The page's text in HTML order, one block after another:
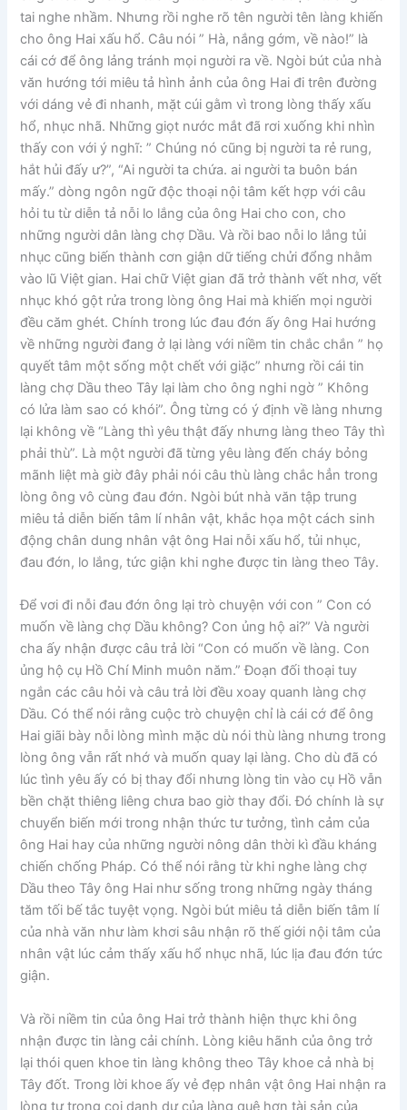
tai nghe nhầm. Nhưng rồi nghe rõ tên người tên làng khiến
cho ông Hai xấu hổ. Câu nói ” Hà, nắng gớm, về nào!” là
cái cớ để ông lảng tránh mọi người ra về. Ngòi bút của nhà
văn hướng tới miêu tả hình ảnh của ông Hai đi trên đường
với dáng vẻ đi nhanh, mặt cúi gằm vì trong lòng thấy xấu
hổ, nhục nhã. Những giọt nước mắt đã rơi xuống khi nhìn
thấy con với ý nghĩ: ” Chúng nó cũng bị người ta rẻ rung,
hắt hủi đấy ư?”, “Ai người ta chứa. ai người ta buôn bán
mấy.” dòng ngôn ngữ độc thoại nội tâm kết hợp với câu
hỏi tu từ diễn tả nỗi lo lắng của ông Hai cho con, cho
những người dân làng chợ Dầu. Và rồi bao nỗi lo lắng tủi
nhục cũng biến thành cơn giận dữ tiếng chửi đổng nhằm
vào lũ Việt gian. Hai chữ Việt gian đã trở thành vết nhơ, vết
nhục khó gột rửa trong lòng ông Hai mà khiến mọi người
đều căm ghét. Chính trong lúc đau đớn ấy ông Hai hướng
về những người đang ở lại làng với niềm tin chắc chắn ” họ
quyết tâm một sống một chết với giặc” nhưng rồi cái tin
làng chợ Dầu theo Tây lại làm cho ông nghi ngờ ” Không
có lửa làm sao có khói”. Ông từng có ý định về làng nhưng
lại không về “Làng thì yêu thật đấy nhưng làng theo Tây thì
phải thù”. Là một người đã từng yêu làng đến cháy bỏng
mãnh liệt mà giờ đây phải nói câu thù làng chắc hẳn trong
lòng ông vô cùng đau đớn. Ngòi bút nhà văn tập trung
miêu tả diễn biến tâm lí nhân vật, khắc họa một cách sinh
động chân dung nhân vật ông Hai nỗi xấu hổ, tủi nhục,
đau đớn, lo lắng, tức giận khi nghe được tin làng theo Tây.
Để vơi đi nỗi đau đớn ông lại trò chuyện với con ” Con có
muốn về làng chợ Dầu không? Con ủng hộ ai?” Và người
cha ấy nhận được câu trả lời “Con có muốn về làng. Con
ủng hộ cụ Hồ Chí Minh muôn năm.” Đoạn đối thoại tuy
ngắn các câu hỏi và câu trả lời đều xoay quanh làng chợ
Dầu. Có thể nói rằng cuộc trò chuyện chỉ là cái cớ để ông
Hai giãi bày nỗi lòng mình mặc dù nói thù làng nhưng trong
lòng ông vẫn rất nhớ và muốn quay lại làng. Cho dù đã có
lúc tình yêu ấy có bị thay đổi nhưng lòng tin vào cụ Hồ vẫn
bền chặt thiêng liêng chưa bao giờ thay đổi. Đó chính là sự
chuyển biến mới trong nhận thức tư tưởng, tình cảm của
ông Hai hay của những người nông dân thời kì đầu kháng
chiến chống Pháp. Có thể nói rằng từ khi nghe làng chợ
Dầu theo Tây ông Hai như sống trong những ngày tháng
tăm tối bế tắc tuyệt vọng. Ngòi bút miêu tả diễn biến tâm lí
của nhà văn như làm khơi sâu nhận rõ thế giới nội tâm của
nhân vật lúc cảm thấy xấu hổ nhục nhã, lúc lịa đau đớn tức
giận.
Và rồi niềm tin của ông Hai trở thành hiện thực khi ông
nhận được tin làng cải chính. Lòng kiêu hãnh của ông trở
lại thói quen khoe tin làng không theo Tây khoe cả nhà bị
Tây đốt. Trong lời khoe ấy vẻ đẹp nhân vật ông Hai nhận ra
lòng tự trọng coi danh dự của làng quê hơn tài sản của